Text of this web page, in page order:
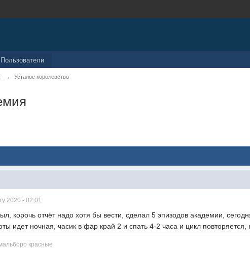
Пользователи
→ Усталое королевство
2020 - 02:01
корочь отчёт надо хотя бы вести, сделал 5 эпизодов академии,
идет ночная, часик в фар край 2 и спать 4-2 часа и цикл
красные